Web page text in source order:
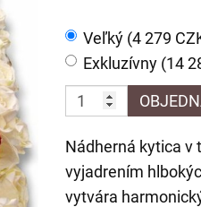
Veľký (4 279
Exkluzívny (14
Nádherná kytica v
vyjadrením
vytvára